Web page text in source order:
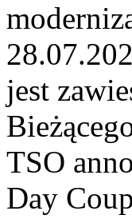
jest
TSO
Day